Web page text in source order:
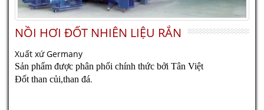
NỒI HƠI ĐỐT NHIÊN LIỆU RẮN
Xuất xứ Germany
Sản phẩm được phân phối chính thức bởi Tân Việt
Đốt than củi,than đá.